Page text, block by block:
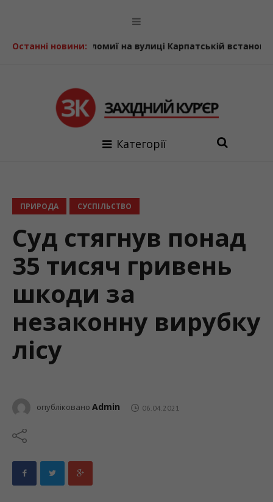
Останні новини:
У Коломиї на вулиці Карпатській встановлять
Категорії
ПРИРОДА СУСПІЛЬСТВО
Суд стягнув понад
35 тисяч гривень
шкоди за
незаконну вирубку
лісу
опубліковано Admin 06.04.2021